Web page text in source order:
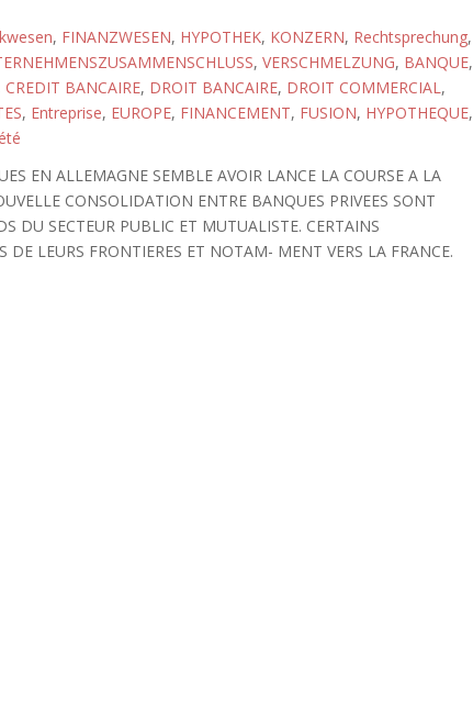
, FINANZWESEN, HYPOTHEK, KONZERN, Rechtsprechung,
, VERSCHMELZUNG, BANQUE,
CREDIT BANCAIRE, DROIT BANCAIRE, DROIT COMMERCIAL,
, Entreprise, EUROPE, FINANCEMENT, FUSION, HYPOTHEQUE,
EN ALLEMAGNE SEMBLE AVOIR LANCE LA COURSE A LA
CONSOLIDATION ENTRE BANQUES PRIVEES SONT
DU SECTEUR PUBLIC ET MUTUALISTE. CERTAINS
DE LEURS FRONTIERES ET NOTAM- MENT VERS LA FRANCE.